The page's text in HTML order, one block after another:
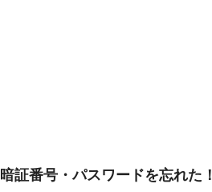
暗証番号・パスワードを忘れた！